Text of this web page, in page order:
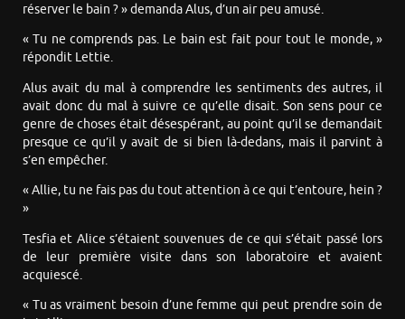
réserver le bain ? » demanda Alus, d’un air peu amusé.
« Tu ne comprends pas. Le bain est fait pour tout le monde, »
répondit Lettie.
Alus avait du mal à comprendre les sentiments des autres, il
avait donc du mal à suivre ce qu’elle disait. Son sens pour ce
genre de choses était désespérant, au point qu’il se demandait
presque ce qu’il y avait de si bien là-dedans, mais il parvint à
s’en empêcher.
« Allie, tu ne fais pas du tout attention à ce qui t’entoure, hein ?
»
Tesfia et Alice s’étaient souvenues de ce qui s’était passé lors
de leur première visite dans son laboratoire et avaient
acquiescé.
« Tu as vraiment besoin d’une femme qui peut prendre soin de